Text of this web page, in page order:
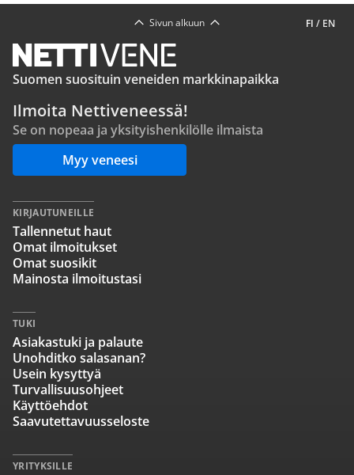
FI / EN
Sivun alkuun
Suomen suosituin veneiden markkinapaikka
Ilmoita Nettiveneessä!
Se on nopeaa ja yksityishenkilölle ilmaista
Myy veneesi
KIRJAUTUNEILLE
Tallennetut haut
Omat ilmoitukset
Omat suosikit
Mainosta ilmoitustasi
TUKI
Asiakastuki ja palaute
Unohditko salasanan?
Usein kysyttyä
Turvallisuusohjeet
Käyttöehdot
Saavutettavuusseloste
YRITYKSILLE